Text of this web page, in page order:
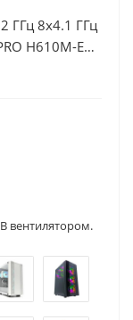
ГГц 8x4.1 ГГц
H610M-E
DDR5 32Gb,
вентилятором.